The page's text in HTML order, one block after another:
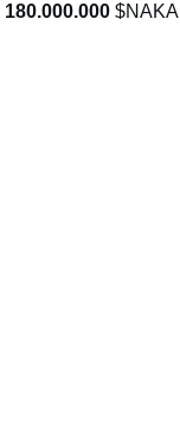
180.000.000 $NAKA